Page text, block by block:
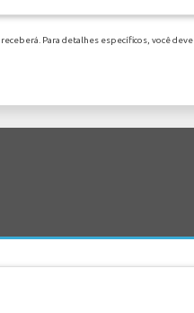
Para detalhes específicos, você deve